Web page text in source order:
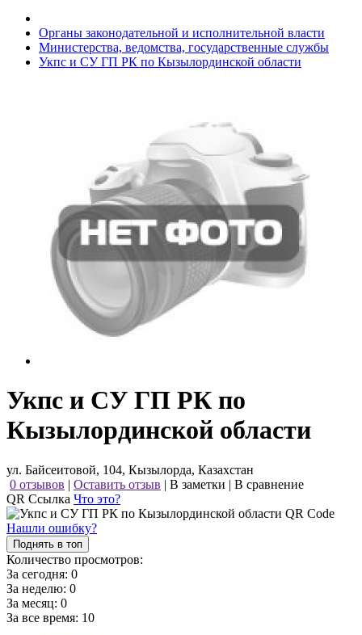
Органы законодательной и исполнительной власти
Министерства, ведомства, государственные службы
Укпс и СУ ГП РК по Кызылординской области
Укпс и СУ ГП РК по
Кызылординской области
ул. Байсеитовой, 104, Кызылорда, Казахстан
0 отзывов | Оставить отзыв | В заметки | В сравнение
QR Ссылка Что это?
Нашли ошибку?
Поднять в топ
Количество просмотров:
За сегодня: 0
За неделю: 0
За месяц: 0
За все время: 10